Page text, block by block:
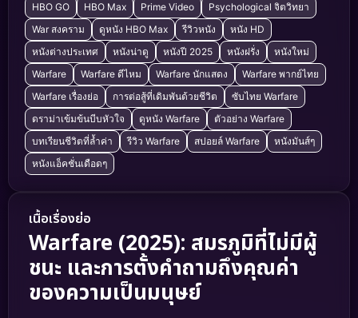
HBO GO
HBO Max Prime Video
Psychological จิตวิทยา
War สงคราม
ดูหนัง HBO Max รีวิวหนัง
หนัง HD
หนังต่างประเทศ
หนังน่าดู หนังปี 2025 หนังฝรั่ง
หนังใหม่
Warfare
Warfare ดีไหม Warfare นักแสดง
Warfare พากย์ไทย
Warfare เรื่องย่อ
การต่อสู้ที่เดิมพันด้วยชีวิต
ซับไทย Warfare
ดราม่าเข้มข้นบีบหัวใจ
ดูหนัง Warfare
ตัวอย่าง Warfare
บทเรียนชีวิตที่ล้ำค่า
รีวิว Warfare สปอยล์ Warfare
หนังมันส์ๆ
หนังแอ็คชั่นเดือดๆ
เนื้อเรื่องย่อ
Warfare (2025): สมรภูมิที่ไม่มีผู้
ชนะ และการตั้งคำถามถึงคุณค่า
ของความเป็นมนุษย์